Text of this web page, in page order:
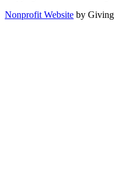
Nonprofit Website by